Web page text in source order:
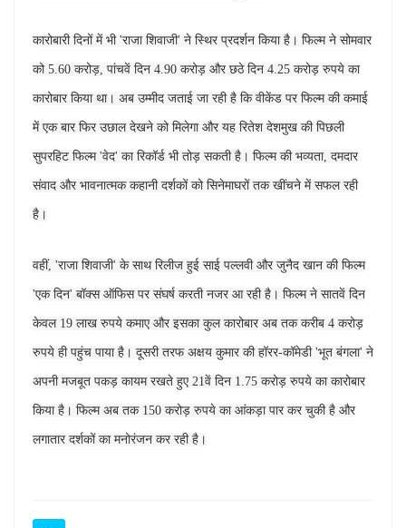
कारोबारी दिनों में भी 'राजा शिवाजी' ने स्थिर प्रदर्शन किया है। फिल्म ने सोमवार
को 5.60 करोड़, पांचवें दिन 4.90 करोड़ और छठे दिन 4.25 करोड़ रुपये का
कारोबार किया था। अब उम्मीद जताई जा रही है कि वीकेंड पर फिल्म की कमाई
में एक बार फिर उछाल देखने को मिलेगा और यह रितेश देशमुख की पिछली
सुपरहिट फिल्म 'वेद' का रिकॉर्ड भी तोड़ सकती है। फिल्म की भव्यता, दमदार
संवाद और भावनात्मक कहानी दर्शकों को सिनेमाघरों तक खींचने में सफल रही
है।
वहीं, 'राजा शिवाजी' के साथ रिलीज हुई साई पल्लवी और जुनैद खान की फिल्म
'एक दिन' बॉक्स ऑफिस पर संघर्ष करती नजर आ रही है। फिल्म ने सातवें दिन
केवल 19 लाख रुपये कमाए और इसका कुल कारोबार अब तक करीब 4 करोड़
रुपये ही पहुंच पाया है। दूसरी तरफ अक्षय कुमार की हॉरर-कॉमेडी 'भूत बंगला' ने
अपनी मजबूत पकड़ कायम रखते हुए 21वें दिन 1.75 करोड़ रुपये का कारोबार
किया है। फिल्म अब तक 150 करोड़ रुपये का आंकड़ा पार कर चुकी है और
लगातार दर्शकों का मनोरंजन कर रही है।